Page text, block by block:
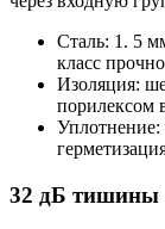
Сталь: 1. 5
класс
Изоляция:
порилексом
Уплотнение:
32 дБ тишины